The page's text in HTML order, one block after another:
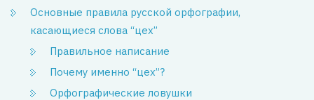
Основные правила русской орфографии,
касающиеся слова “цех”
Правильное написание
Почему именно “цех”?
Орфографические ловушки